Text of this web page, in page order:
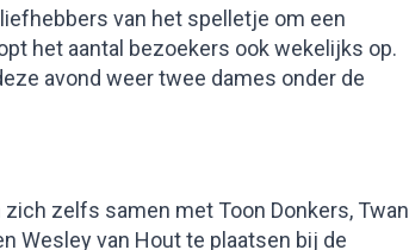
van het spelletje om een
het aantal bezoekers ook wekelijks op.
avond weer twee dames onder de
zelfs samen met Toon Donkers, Twan
Wesley van Hout te plaatsen bij de